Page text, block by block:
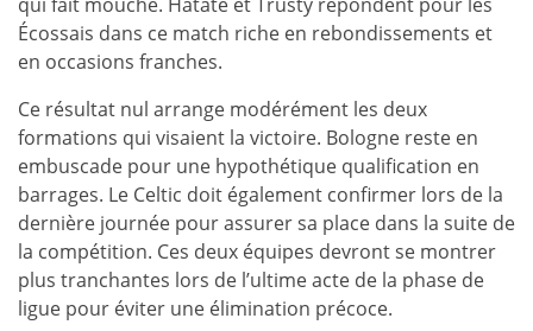
Écossais dans ce match riche en rebondissements et
en occasions franches.
Ce résultat nul arrange modérément les deux
formations qui visaient la victoire. Bologne reste en
embuscade pour une hypothétique qualification en
barrages. Le Celtic doit également confirmer lors de la
dernière journée pour assurer sa place dans la suite de
la compétition. Ces deux équipes devront se montrer
plus tranchantes lors de l’ultime acte de la phase de
ligue pour éviter une élimination précoce.